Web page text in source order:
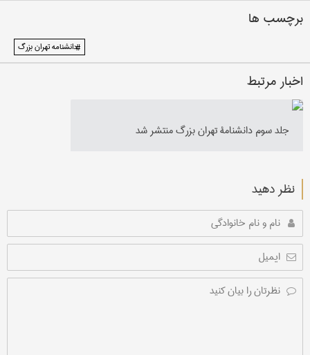
برچسب ها
#دانشنامه تهران بزرگ
اخبار مرتبط
جلد سوم دانشنامۀ تهران بزرگ منتشر شد
نظر دهید